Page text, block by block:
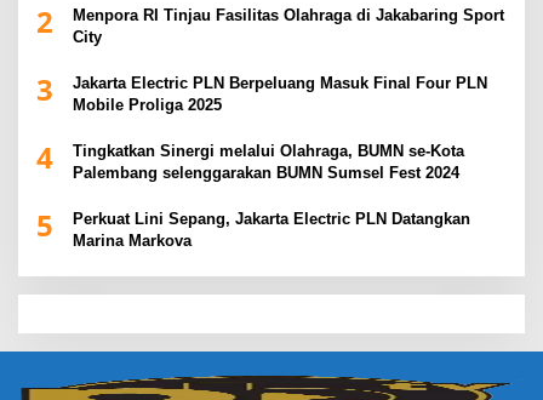
2
Menpora RI Tinjau Fasilitas Olahraga di Jakabaring Sport
City
3
Jakarta Electric PLN Berpeluang Masuk Final Four PLN
Mobile Proliga 2025
4
Tingkatkan Sinergi melalui Olahraga, BUMN se-Kota
Palembang selenggarakan BUMN Sumsel Fest 2024
5
Perkuat Lini Sepang, Jakarta Electric PLN Datangkan
Marina Markova
slot gacor